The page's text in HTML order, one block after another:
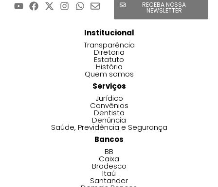
RECEBA NOSSA
NEWSLETTER
Institucional
Transparência
Diretoria
Estatuto
História
Quem somos
Serviços
Jurídico
Convênios
Dentista
Denúncia
Saúde, Previdência e Segurança
Bancos
BB
Caixa
Bradesco
Itaú
Santander